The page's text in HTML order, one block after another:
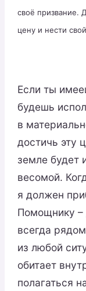
своё призвание.
цену и нести
Если ты
будешь
в
достичь эту
земле будет
весомой.
я должен
Помощнику –
всегда
из любой
обитает
полагаться